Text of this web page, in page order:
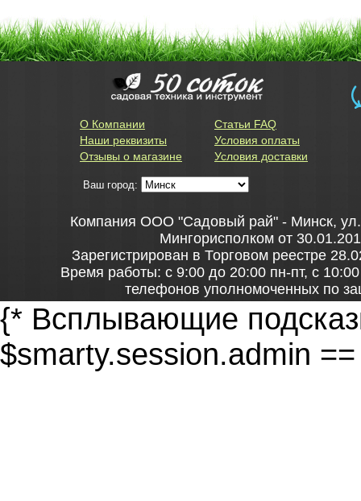
О Компании
Наши реквизиты
Отзывы о магазине
Статьи FAQ
Условия оплаты
Условия доставки
Ваш город:
Компания ООО "Садовый рай" - Минск,
Мингорисполком от
Зарегистрирован в Торговом реестре
Время работы: с 9:00 до 20:00 пн-пт, с
телефонов уполномоченных по
+37517306-42-65 – администрация
главное управление торговли и
{* Всплывающие
$smarty.session.admin